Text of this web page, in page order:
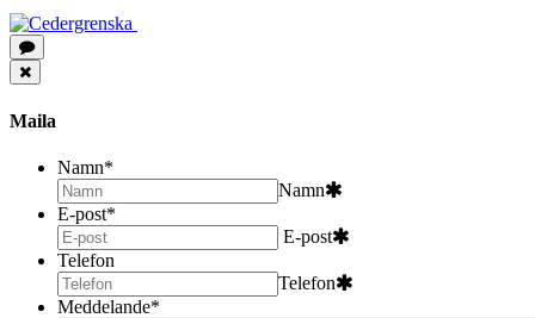
Maila
Namn*
Namn
E-post*
E-post
Telefon
Telefon
Meddelande*